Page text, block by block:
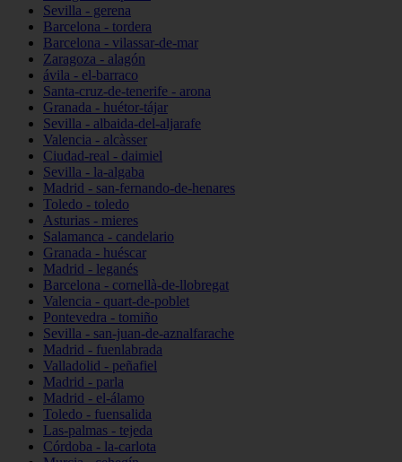
Sevilla - gerena
Barcelona - tordera
Barcelona - vilassar-de-mar
Zaragoza - alagón
ávila - el-barraco
Santa-cruz-de-tenerife - arona
Granada - huétor-tájar
Sevilla - albaida-del-aljarafe
Valencia - alcàsser
Ciudad-real - daimiel
Sevilla - la-algaba
Madrid - san-fernando-de-henares
Toledo - toledo
Asturias - mieres
Salamanca - candelario
Granada - huéscar
Madrid - leganés
Barcelona - cornellà-de-llobregat
Valencia - quart-de-poblet
Pontevedra - tomiño
Sevilla - san-juan-de-aznalfarache
Madrid - fuenlabrada
Valladolid - peñafiel
Madrid - parla
Madrid - el-álamo
Toledo - fuensalida
Las-palmas - tejeda
Córdoba - la-carlota